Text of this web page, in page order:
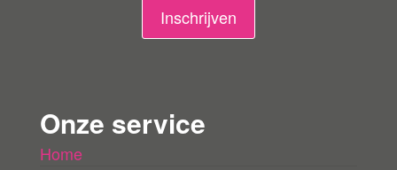
g
Inschrijven
Onze service
Home